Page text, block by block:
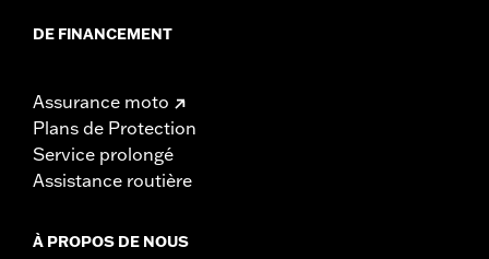
DE FINANCEMENT
Assurance moto
Plans de Protection
Service prolongé
Assistance routière
À PROPOS DE NOUS